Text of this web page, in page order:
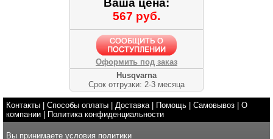
Ваша цена:
567 руб.
Оформить под заказ
Husqvarna
Срок отгрузки: 2-3 месяца
Контакты Способы оплаты Доставка| Помощь Самовывоз
О
компании
Политика конфиденциальности
Вы принимаете условия политики